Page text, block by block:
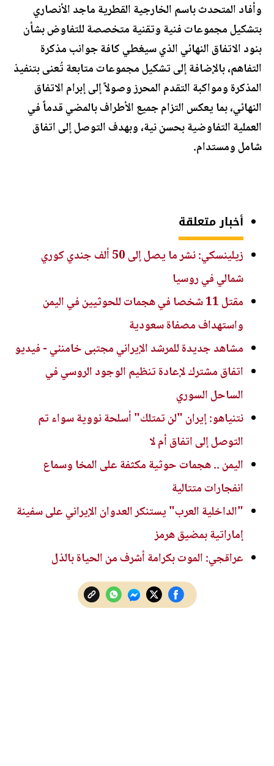
وأفاد المتحدث باسم الخارجية القطرية ماجد الأنصاري
بتشكيل مجموعات فنية وتقنية متخصصة للتفاوض بشأن
بنود الاتفاق النهائي الذي سيغطي كافة جوانب مذكرة
التفاهم، بالإضافة إلى تشكيل مجموعات متابعة تُعنى بتنفيذ
المذكرة ومواكبة التقدم المحرز وصولاً إلى إبرام الاتفاق
النهائي، بما يعكس التزام جميع الأطراف بالمضي قدماً في
العملية التفاوضية بحسن نية، وبهدف التوصل إلى اتفاق
شامل ومستدام.
أخبار متعلقة
زيلينسكي: نشر ما يصل إلى 50 ألف جندي كوري
شمالي في روسيا
مقتل 11 شخصا في هجمات للحوثيين في اليمن
واستهداف مصفاة سعودية
مشاهد جديدة للمرشد الإيراني مجتبى خامنئي - فيديو
اتفاق مشترك لإعادة تنظيم الوجود الروسي في
الساحل السوري
نتنياهو: إيران "لن تمتلك" أسلحة نووية سواء تم
التوصل إلى اتفاق أم لا
اليمن .. هجمات حوثية مكثفة على المخا وسماع
انفجارات متتالية
"الداخلية العرب" يستنكر العدوان الإيراني على سفينة
إماراتية بمضيق هرمز
عراقجي: الموت بكرامة أشرف من الحياة بالذل